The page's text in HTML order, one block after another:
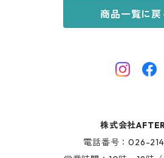
AFTERS SPORT
商品一覧に戻
株式会社
電話番号：026-